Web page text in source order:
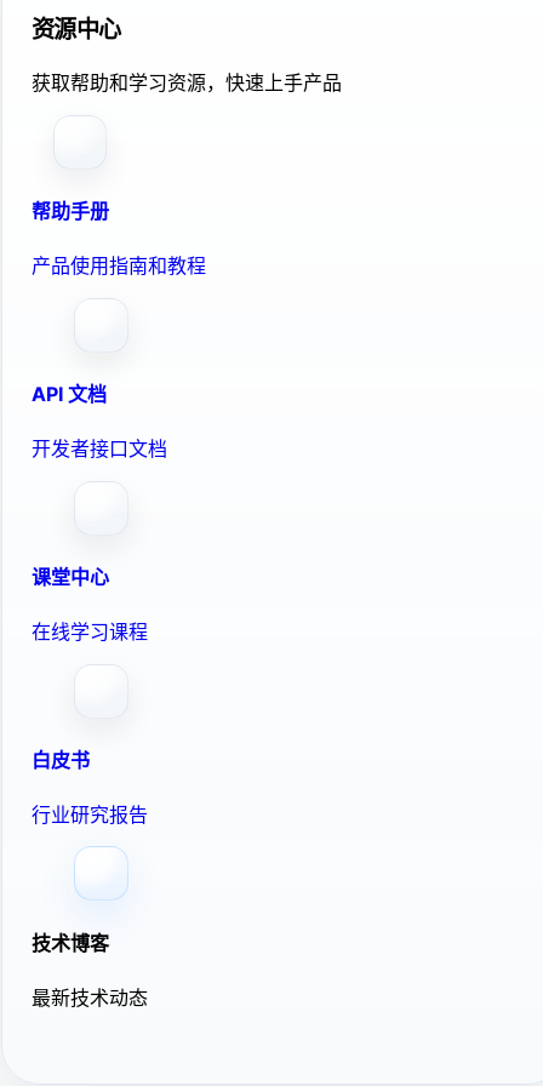
资源中心
获取帮助和学习资源，快速上手产品
帮助手册
产品使用指南和教程
API 文档
开发者接口文档
课堂中心
在线学习课程
白皮书
行业研究报告
技术博客
最新技术动态